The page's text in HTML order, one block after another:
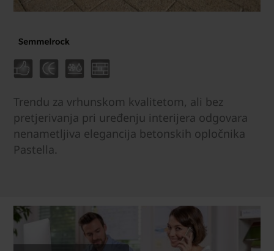
Trendu za vrhunskom kvalitetom, ali bez
pretjerivanja pri uređenju interijera odgovara
nenametljiva elegancija betonskih opločnika
Pastella.